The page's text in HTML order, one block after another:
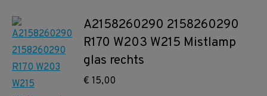
A2158260290 2158260290
R170 W203 W215 Mistlamp
glas rechts
€ 15,00